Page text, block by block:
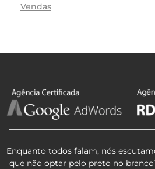
Vendas
Enquanto todos falam, nós
que não optar pelo preto no